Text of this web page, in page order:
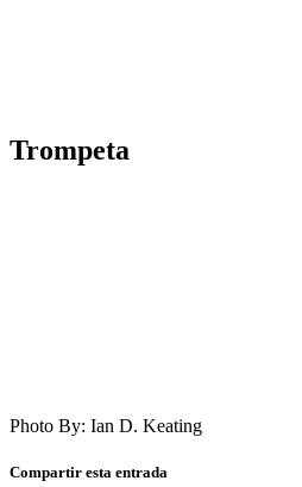
Trompeta
Photo By: Ian D. Keating
Compartir esta entrada